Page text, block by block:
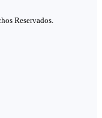
Reservados.